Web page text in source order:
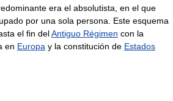
era el absolutista, en el que
por una sola persona. Este esquema
el fin delAntiguo Régimen con la
en Europa y la constitución de Estados